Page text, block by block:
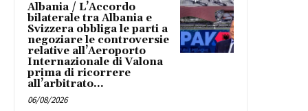
Albania / L’Accordo
bilaterale tra Albania e
Svizzera obbliga le parti a
negoziare le controversie
relative all’Aeroporto
Internazionale di Valona
prima di ricorrere
all’arbitrato...
06/08/2026